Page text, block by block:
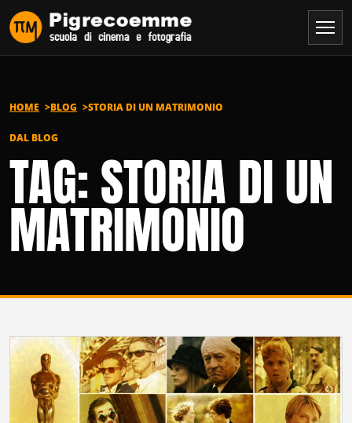
Vai al contenuto
HOME BLOG STORIA DI UN MATRIMONIO
DAL BLOG
TAG: STORIA DI UN
MATRIMONIO